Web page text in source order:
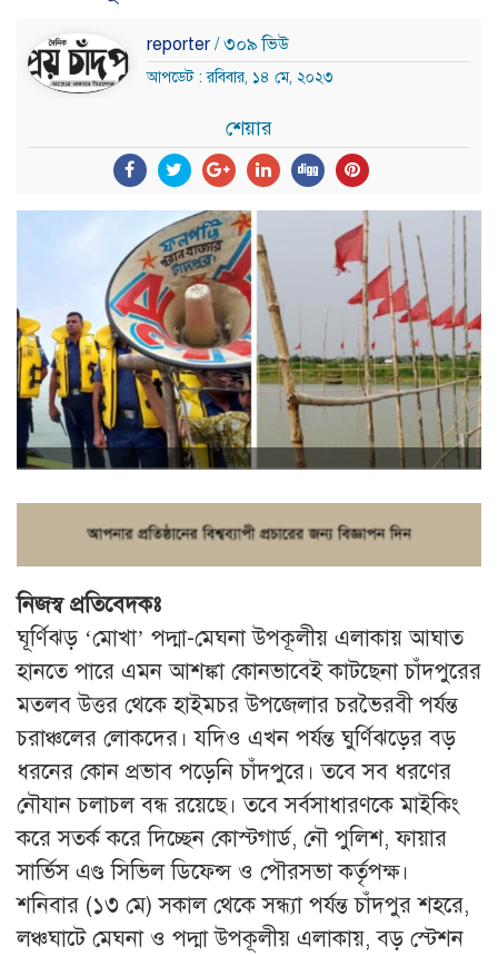
reporter / ৩০৯ ভিউ
আপডেট : রবিবার, ১৪ মে, ২০২৩
শেয়ার
নিজস্ব প্রতিবেদকঃ
ঘূর্ণিঝড় ‘মোখা’ পদ্মা-মেঘনা উপকূলীয় এলাকায় আঘাত
হানতে পারে এমন আশঙ্কা কোনভাবেই কাটছেনা চাঁদপুরের
মতলব উত্তর থেকে হাইমচর উপজেলার চরভৈরবী পর্যন্ত
চরাঞ্চলের লোকদের। যদিও এখন পর্যন্ত ঘুর্ণিঝড়ের বড়
ধরনের কোন প্রভাব পড়েনি চাঁদপুরে। তবে সব ধরণের
নৌযান চলাচল বন্ধ রয়েছে। তবে সর্বসাধারণকে মাইকিং
করে সতর্ক করে দিচ্ছেন কোস্টগার্ড, নৌ পুলিশ, ফায়ার
সার্ভিস এণ্ড সিভিল ডিফেন্স ও পৌরসভা কর্তৃপক্ষ।
শনিবার (১৩ মে) সকাল থেকে সন্ধ্যা পর্যন্ত চাঁদপুর শহরে,
লঞ্চঘাটে মেঘনা ও পদ্মা উপকূলীয় এলাকায়, বড় স্টেশন